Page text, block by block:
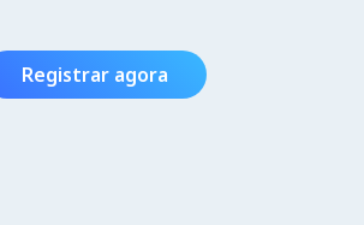
Registrar agora